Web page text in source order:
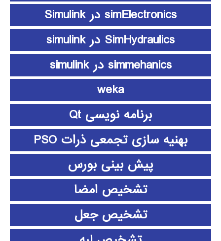
simElectronics در Simulink
SimHydraulics در simulink
simmehanics در simulink
weka
برنامه نویسی Qt
بهنیه سازی تجمعی ذرات PSO
پیش بینی بورس
تشخیص امضا
تشخیص جعل